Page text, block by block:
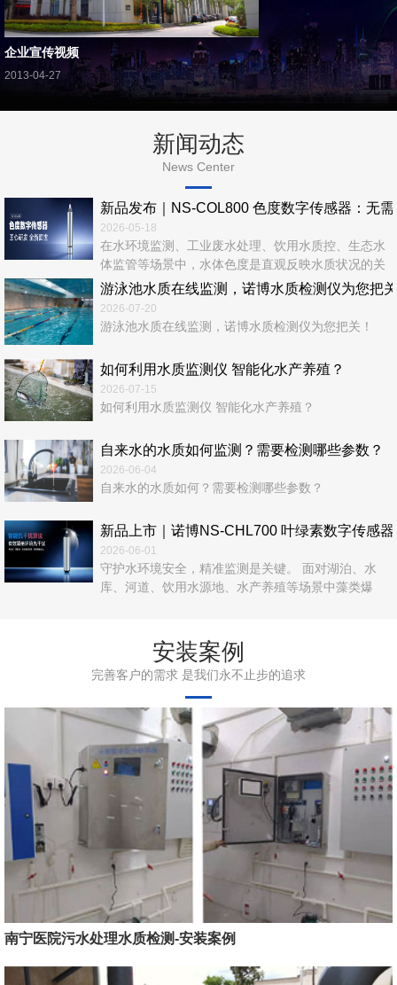
企业宣传视频
2013-04-27
新闻动态
News Center
新品发布｜NS‑COL800 色度数字传感器：无
2026-05-18
在水环境监测、工业废水处理、饮用水质控、生态水
体监管等场景中，水体色度是直观反映水质状况的关
键指标。传统色度检测依赖实验室化学法，流程繁
琐、耗时长、易产生二次污染，难以满足实时、在
线、连续、无人值守的现代监测需求。 诺博仪器全
监测...
游泳池水质在线监测，诺博水质检测仪为您把
2026-07-20
游泳池水质在线监测，诺博水质检测仪为您把关！
如何利用水质监测仪 智能化水产养殖？
2026-07-15
如何利用水质监测仪 智能化水产养殖？
自来水的水质如何监测？需要检测哪些参数？
2026-06-04
自来水的水质如何？需要检测哪些参数？
新品上市｜诺博NS‑CHL700 叶绿素数字传感
2026-06-01
守护水环境安全，精准监测是关键。 面对湖泊、水
库、河道、饮用水源地、水产养殖等场景中藻类爆
时在线管控需求。 诺博仪器自主研发，NS‑CHL700
叶绿素数字传感器正式上市！以光学荧光法为核心，
无试剂、无污染、高精度、易集成，为水体叶绿素a在
线监测提供一站式解决方案。 ...
安装案例
完善客户的需求 是我们永不止步的追求
南宁医院污水处理水质检测-安装案例